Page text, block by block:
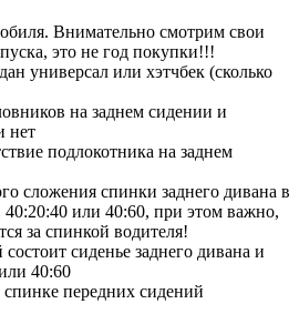
Внимательно смотрим свои
это не год покупки!!!
универсал или хэтчбек (сколько
на заднем сидении и
нет
подлокотника на заднем
сложения спинки заднего дивана в
или 40:60, при этом важно,
за спинкой водителя!
сиденье заднего дивана и
40:60
передних сидений